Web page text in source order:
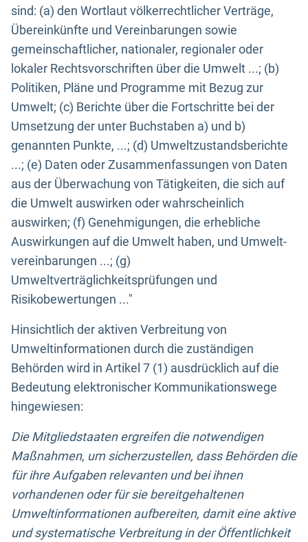
sind: (a) den Wortlaut völkerrechtlicher Verträge,
Übereinkünfte und Vereinbarungen sowie
gemeinschaftlicher, nationaler, regionaler oder
lokaler Rechtsvorschriften über die Umwelt ...; (b)
Politiken, Pläne und Programme mit Bezug zur
Umwelt; (c) Berichte über die Fortschritte bei der
Umsetzung der unter Buchstaben a) und b)
genannten Punkte, ...; (d) Umweltzustandsberichte
...; (e) Daten oder Zusammenfassungen von Daten
aus der Überwachung von Tätigkeiten, die sich auf
die Umwelt auswirken oder wahrscheinlich
auswirken; (f) Genehmigungen, die erhebliche
Auswirkungen auf die Umwelt haben, und Umwelt-
vereinbarungen ...; (g)
Umweltverträglichkeitsprüfungen und
Risikobewertungen ..."
Hinsichtlich der aktiven Verbreitung von
Umweltinformationen durch die zuständigen
Behörden wird in Artikel 7 (1) ausdrücklich auf die
Bedeutung elektronischer Kommunikationswege
hingewiesen:
Die Mitgliedstaaten ergreifen die notwendigen
Maßnahmen, um sicherzustellen, dass Behörden die
für ihre Aufgaben relevanten und bei ihnen
vorhandenen oder für sie bereitgehaltenen
Umweltinformationen aufbereiten, damit eine aktive
und systematische Verbreitung in der Öffentlichkeit